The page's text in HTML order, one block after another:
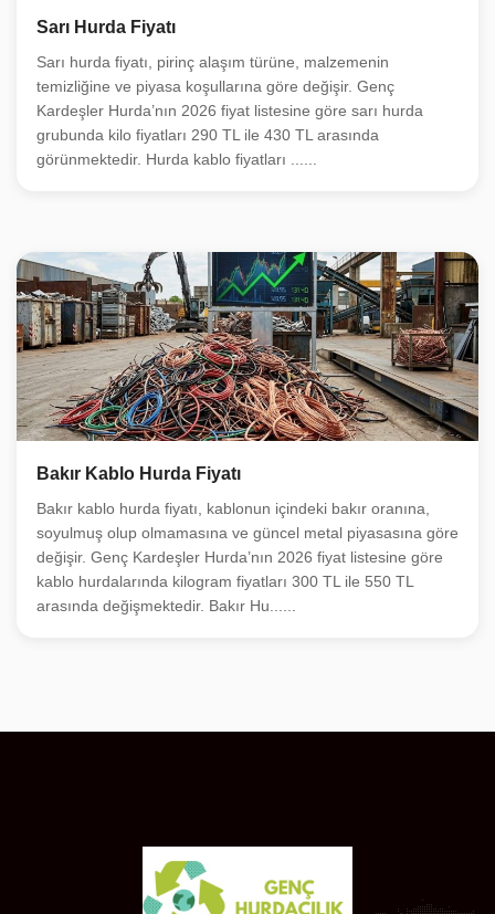
Sarı Hurda Fiyatı
Sarı hurda fiyatı, pirinç alaşım türüne, malzemenin
temizliğine ve piyasa koşullarına göre değişir. Genç
Kardeşler Hurda’nın 2026 fiyat listesine göre sarı hurda
grubunda kilo fiyatları 290 TL ile 430 TL arasında
görünmektedir. Hurda kablo fiyatları ......
Bakır Kablo Hurda Fiyatı
Bakır kablo hurda fiyatı, kablonun içindeki bakır oranına,
soyulmuş olup olmamasına ve güncel metal piyasasına göre
değişir. Genç Kardeşler Hurda’nın 2026 fiyat listesine göre
kablo hurdalarında kilogram fiyatları 300 TL ile 550 TL
arasında değişmektedir. Bakır Hu......